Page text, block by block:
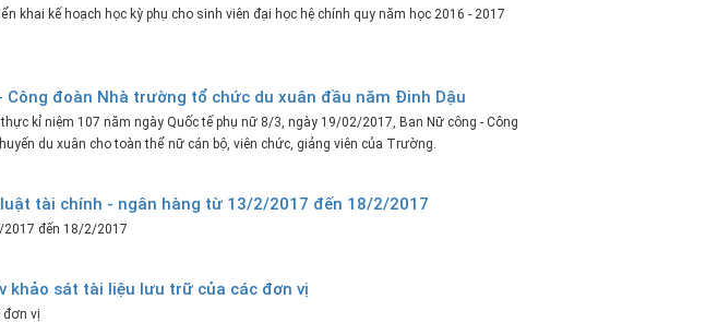
khai kế hoạch học kỳ phụ cho sinh viên đại học hệ chính quy năm học 2016 - 2017
Công đoàn Nhà trường tổ chức du xuân đầu năm Đinh Dậu
kỉ niệm 107 năm ngày Quốc tế phụ nữ 8/3, ngày 19/02/2017, Ban Nữ công - Công
du xuân cho toàn thể nữ cán bộ, viên chức, giảng viên của Trường.
tài chính - ngân hàng từ 13/2/2017 đến 18/2/2017
2017 đến 18/2/2017
khảo sát tài liệu lưu trữ của các đơn vị
đơn vị